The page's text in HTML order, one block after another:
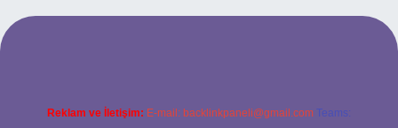
Reklam ve İletişim: E-mail: backlinkpaneli@gmail.com Teams: